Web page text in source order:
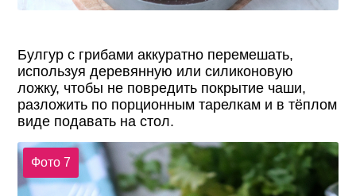
Булгур с грибами аккуратно перемешать,
используя деревянную или силиконовую
ложку, чтобы не повредить покрытие чаши,
разложить по порционным тарелкам и в тёплом
виде подавать на стол.
Фото 7